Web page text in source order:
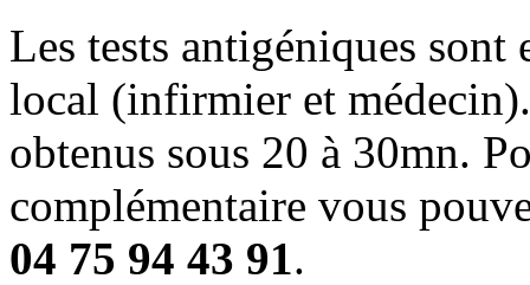
Les tests antigéniques
local (infirmier et
obtenus sous 20 à 30mn.
complémentaire vous
04 75 94 43 91.